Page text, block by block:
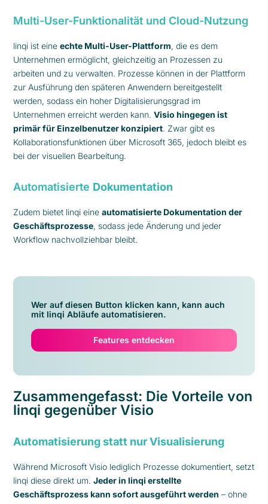
Multi-User-Funktionalität und Cloud-Nutzung
linqi ist eineechte Multi-User-Plattform, die es dem
Unternehmen ermöglicht, gleichzeitig an Prozessen zu
arbeiten und zu verwalten. Prozesse können in der Plattform
zur Ausführung den späteren Anwendern bereitgestellt
werden, sodass ein hoher Digitalisierungsgrad im
Unternehmen erreicht werden kann.Visio hingegen ist
primär für Einzelbenutzer konzipiert. Zwar gibt es
Kollaborationsfunktionen über Microsoft 365, jedoch bleibt es
bei der visuellen Bearbeitung.
Automatisierte Dokumentation
Zudem bietet linqi eineautomatisierte Dokumentation der
Geschäftsprozesse, sodass jede Änderung und jeder
Workflow nachvollziehbar bleibt.
Wer auf diesen Button klicken kann, kann auch
mit linqi Abläufe automatisieren.
Features entdecken
Zusammengefasst: Die Vorteile von
linqi gegenüber Visio
Automatisierung statt nur Visualisierung
Während Microsoft Visio lediglich Prozesse dokumentiert, setzt
linqi diese direkt um.Jeder in linqi erstellte
Geschäftsprozess kann sofort ausgeführt werden – ohne